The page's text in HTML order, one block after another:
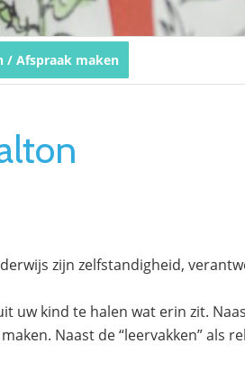
/ Afspraak maken
zijn zelfstandigheid,
uw kind te halen wat erin zit.
Naast de “leervakken” als